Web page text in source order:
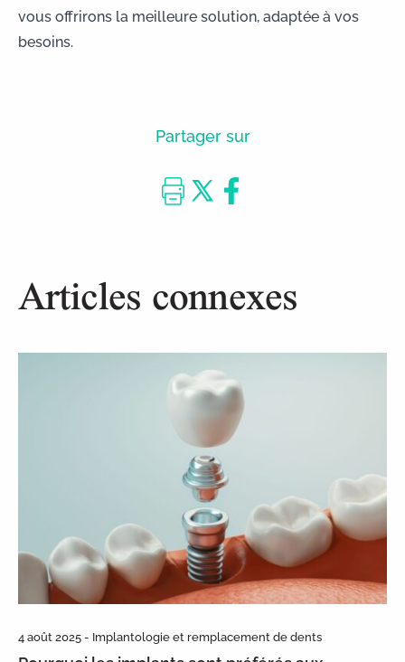
vous offrirons la meilleure solution, adaptée à vos
besoins.
Partager sur
Articles connexes
4 août 2025 - Implantologie et remplacement de dents